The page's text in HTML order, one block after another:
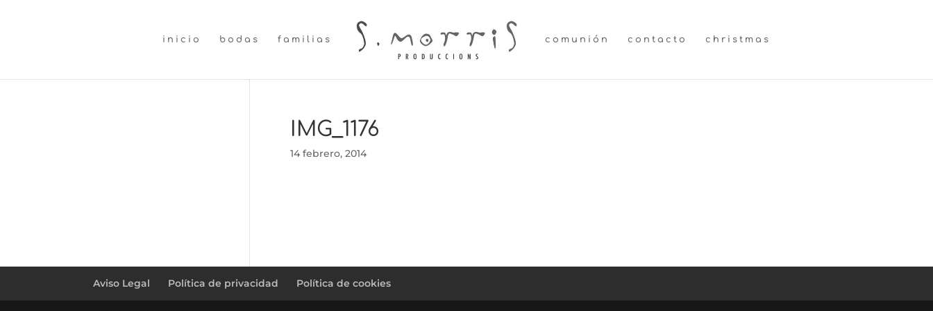
inicio bodas familias comunión contacto christmas
IMG_1176
14 febrero, 2014
Aviso Legal Política de privacidad Política de cookies